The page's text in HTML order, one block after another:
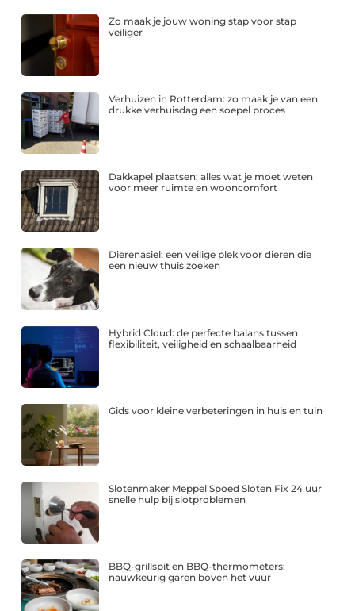
Zo maak je jouw woning stap voor stap
veiliger
Verhuizen in Rotterdam: zo maak je van een
drukke verhuisdag een soepel proces
Dakkapel plaatsen: alles wat je moet weten
voor meer ruimte en wooncomfort
Dierenasiel: een veilige plek voor dieren die
een nieuw thuis zoeken
Hybrid Cloud: de perfecte balans tussen
flexibiliteit, veiligheid en schaalbaarheid
Gids voor kleine verbeteringen in huis en tuin
Slotenmaker Meppel Spoed Sloten Fix 24 uur
snelle hulp bij slotproblemen
BBQ-grillspit en BBQ-thermometers:
nauwkeurig garen boven het vuur